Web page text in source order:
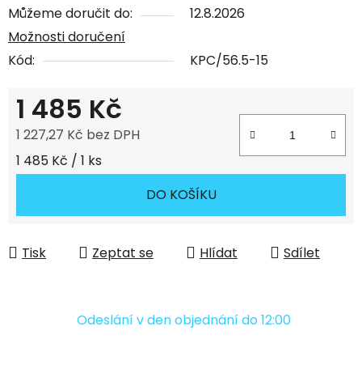
Můžeme doručit do:
12.8.2026
Možnosti doručení
Kód:
KPC/56.5-15
1 485 Kč
1 227,27 Kč bez DPH
Měrná cena:
1 485 Kč / 1 ks
DO KOŠÍKU
Tisk Zeptat se Hlídat Sdílet
Odeslání v den objednání do 12:00